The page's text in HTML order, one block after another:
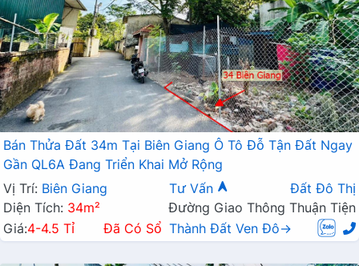
Bán Thửa Đất 34m Tại Biên Giang Ô Tô Đỗ Tận Đất Ngay
Gần QL6A Đang Triển Khai Mở Rộng
Vị Trí: Biên Giang Tư Vấn
Đất Đô Thị
Diện Tích: 34m²
Đường Giao Thông Thuận Tiện
Giá:4-4.5 Tỉ Đã Có Sổ Thành Đất Ven Đô→